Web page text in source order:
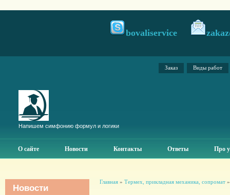
bovaliservice
Заказ Виды работ
Напишем симфонию формул и логики
О сайте Новости Контакты Ответы Про
Новости
Главная» Термех, прикладная механика, сопромат